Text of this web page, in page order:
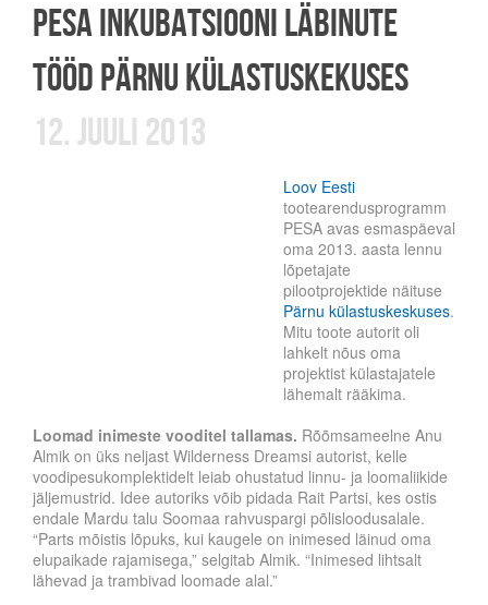
PESA inkubatsiooni läbinute
tööd Pärnu külastuskekuses
12. juuli 2013
Loov Eesti
tootearendusprogramm
PESA avas esmaspäeval
oma 2013. aasta lennu
lõpetajate
pilootprojektide näituse
Pärnu külastuskeskuses.
Mitu toote autorit oli
lahkelt nõus oma
projektist külastajatele
lähemalt rääkima.
Loomad inimeste vooditel tallamas. Rõõmsameelne Anu
Almik on üks neljast Wilderness Dreamsi autorist, kelle
voodipesukomplektidelt leiab ohustatud linnu- ja loomaliikide
jäljemustrid. Idee autoriks võib pidada Rait Partsi, kes ostis
endale Mardu talu Soomaa rahvuspargi põlisloodusalale.
“Parts mõistis lõpuks, kui kaugele on inimesed läinud oma
elupaikade rajamisega,” selgitab Almik. “Inimesed lihtsalt
lähevad ja trambivad loomade alal.”